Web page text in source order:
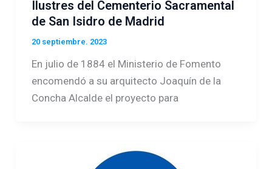
Ilustres del Cementerio Sacramental
de San Isidro de Madrid
20 septiembre. 2023
En julio de 1884 el Ministerio de Fomento
encomendó a su arquitecto Joaquín de la
Concha Alcalde el proyecto para